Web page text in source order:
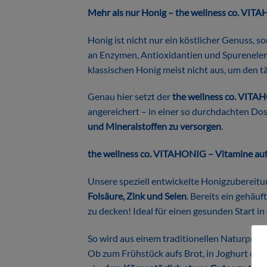
Mehr als nur Honig –the wellness co.
Honig ist nicht nur ein köstlicher Genuss,
an Enzymen, Antioxidantien und
klassischen Honig meist nicht aus, um den
Genau hier setzt derthe wellness co.
angereichert – in einer so durchdachten
und Mineralstoffen zu versorgen.
the wellness co. VITAHONIG – Vitamine
Unsere speziell entwickelte
Folsäure, Zink und Selen. Bereits ein
zu decken! Ideal für einen gesunden Start in
So wird aus einem traditionellen
Ob zum Frühstück aufs Brot, in Joghurt